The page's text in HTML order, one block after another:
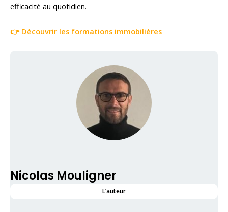
efficacité au quotidien.
👉 Découvrir les formations immobilières
Nicolas Mouligner
L’auteur